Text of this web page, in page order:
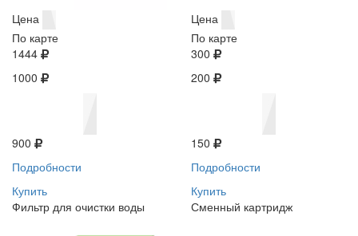
Цена
По карте
1444
1000
900
Подробности
Купить
Цена
По карте
300
200
150
Подробности
Купить
Фильтр для очистки воды
Сменный картридж